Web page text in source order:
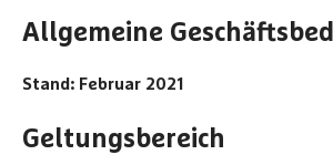
Allgemeine
Stand: Februar 2021
Geltungsbereich